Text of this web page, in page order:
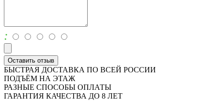
:
Оставить отзыв
БЫСТРАЯ ДОСТАВКА ПО ВСЕЙ РОССИИ
ПОДЪЁМ НА ЭТАЖ
РАЗНЫЕ СПОСОБЫ ОПЛАТЫ
ГАРАНТИЯ КАЧЕСТВА ДО 8 ЛЕТ